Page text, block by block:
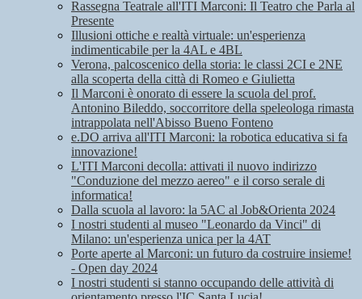
Rassegna Teatrale all'ITI Marconi: Il Teatro che Parla al
Presente
Illusioni ottiche e realtà virtuale: un'esperienza
indimenticabile per la 4AL e 4BL
Verona, palcoscenico della storia: le classi 2CI e 2NE
alla scoperta della città di Romeo e Giulietta
Il Marconi è onorato di essere la scuola del prof.
Antonino Bileddo, soccorritore della speleologa rimasta
intrappolata nell'Abisso Bueno Fonteno
e.DO arriva all'ITI Marconi: la robotica educativa si fa
innovazione!
L'ITI Marconi decolla: attivati il nuovo indirizzo
"Conduzione del mezzo aereo" e il corso serale di
informatica!
Dalla scuola al lavoro: la 5AC al Job&Orienta 2024
I nostri studenti al museo "Leonardo da Vinci" di
Milano: un'esperienza unica per la 4AT
Porte aperte al Marconi: un futuro da costruire insieme!
- Open day 2024
I nostri studenti si stanno occupando delle attività di